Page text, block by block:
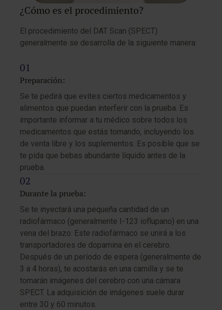
¿Cómo es el procedimiento?
El procedimiento del DAT Scan (SPECT)
generalmente se desarrolla de la siguiente manera:
Preparación:
Se te pedirá que evites ciertos medicamentos y
alimentos que puedan interferir con la prueba. Es
importante informar a tu médico sobre todos los
medicamentos que estás tomando, incluyendo los
de venta libre y los suplementos. Es posible que se
te pida que bebas abundante líquido antes de la
prueba.
Durante la prueba:
Se te inyectará una pequeña cantidad de un
radiofármaco (generalmente I-123 ioflupano) en una
vena del brazo. Este radiofármaco se unirá a los
transportadores de dopamina en el cerebro.
Después de un período de espera (generalmente de
3 a 4 horas), te acostarás en una camilla y se te
tomarán imágenes del cerebro con una cámara
SPECT. La adquisición de imágenes suele durar
entre 30 y 60 minutos.